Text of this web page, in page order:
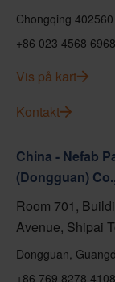
Chongqing 402560
+86 023 4568 6968
Vis på kart
Kontakt
China - Nefab
(Dongguan)
Room 701,
Avenue, Shipai
Dongguan,
+86 769 8278 4108